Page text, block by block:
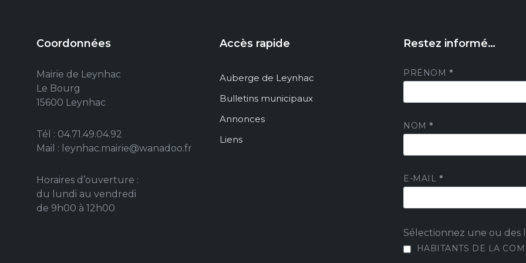
Coordonnées
Mairie de Leynhac
Le Bourg
15600 Leynhac
Tél : 04.71.49.04.92
Mail : leynhac.mairie@wanadoo.fr
Horaires d’ouverture :
du lundi au vendredi
de 9h00 à 12h00
Accès rapide
Auberge de Leynhac
Bulletins municipaux
Annonces
Liens
Restez informé…
PRÉNOM *
NOM *
E-MAIL *
Sélectionnez une ou des
HABITANTS DE LA